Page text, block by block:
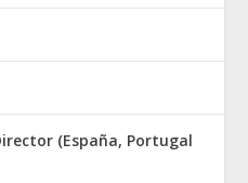
(España, Portugal